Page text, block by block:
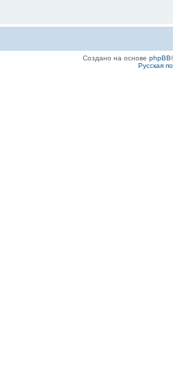
Создано на основе phpBB
Русская